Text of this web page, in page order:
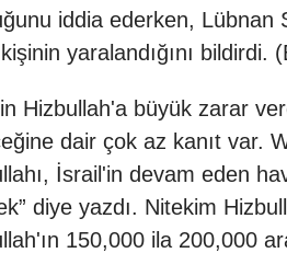
iddia ederken, Lübnan
yaralandığını bildirdi.
Hizbullah'a büyük zarar
dair çok az kanıt var.
İsrail'in devam eden
diye yazdı. Nitekim
150,000 ila 200,000